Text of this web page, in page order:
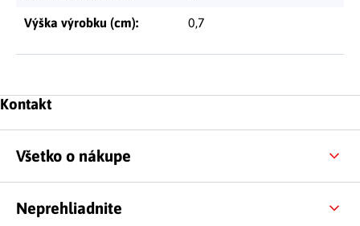
Výška výrobku (cm): 0,7
Zápätie
Kontakt
Všetko o nákupe
Neprehliadnite